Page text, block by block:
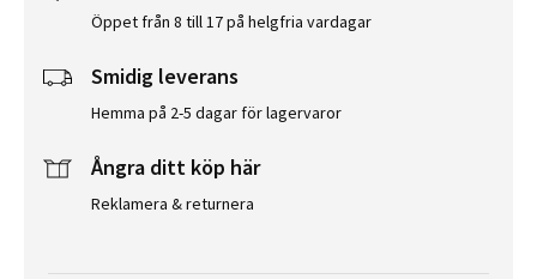
Öppet från 8 till 17 på helgfria vardagar
Smidig leverans
Hemma på 2-5 dagar för lagervaror
Ångra ditt köp här
Reklamera & returnera